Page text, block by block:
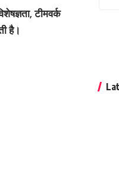
टीमवर्क
है।